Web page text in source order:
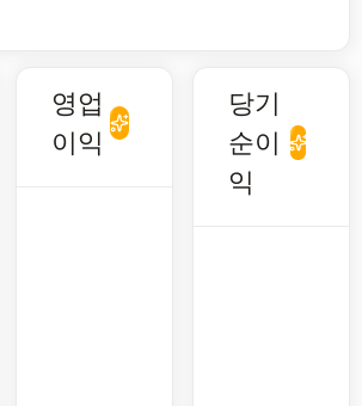
영업
이익
당기
순이
익